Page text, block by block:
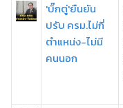
'บิ๊กตู่'ยืนยัน
ปรับ ครม.ไม่กี่
ตำแหน่ง-ไม่มี
คนนอก